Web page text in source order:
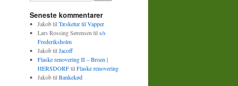
Seneste kommentarer
JakobtilTæsketur til Vapper
Lars Rossing Sørensen tils/s
Frederiksholm
JakobtilJacoff
Flaske renovering II – Broen |
HERSDORFtilFlaske renovering
JakobtilBankekød